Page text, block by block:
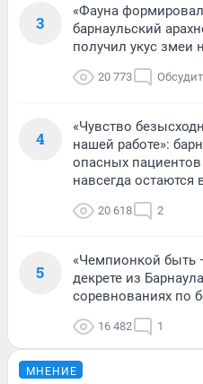
3
«Фауна
барнаульский
получил укус змеи
20 773
4
«Чувство
нашей работе»:
опасных
навсегда остаются
20 618 2
5
«Чемпионкой быть
декрете из
соревнованиях по
16 482 1
МНЕНИЕ